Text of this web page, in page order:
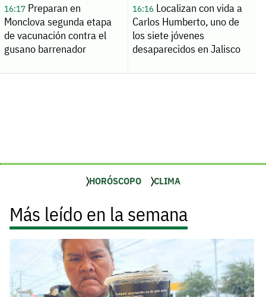
16:17Preparan en
Monclova segunda etapa
de vacunación contra el
gusano barrenador
16:16Localizan con vida a
Carlos Humberto, uno de
los siete jóvenes
desaparecidos en Jalisco
HORÓSCOPO CLIMA
Más leído en la semana